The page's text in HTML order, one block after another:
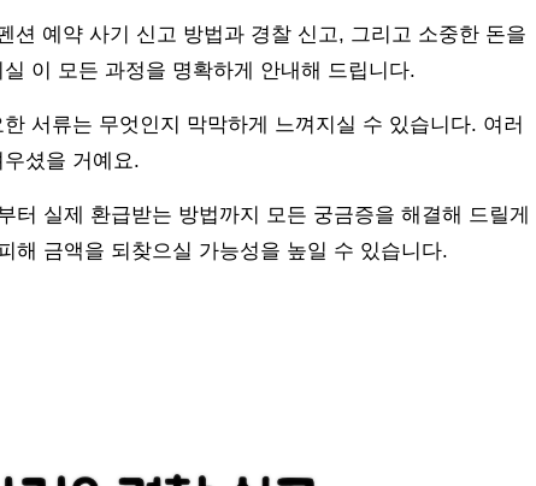
션 예약 사기 신고 방법과 경찰 신고, 그리고 소중한 돈을
이 모든 과정을 명확하게 안내해 드립니다.
서류는 무엇인지 막막하게 느껴지실 수 있습니다. 여러
셨을 거예요.
터 실제 환급받는 방법까지 모든 궁금증을 해결해 드릴게
해 금액을 되찾으실 가능성을 높일 수 있습니다.